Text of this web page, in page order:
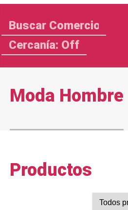
Cercanía: Off
Moda Hombre
Productos